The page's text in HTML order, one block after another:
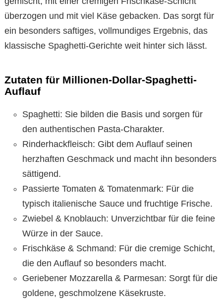
überzogen und mit viel Käse gebacken. Das sorgt für
ein besonders saftiges, vollmundiges Ergebnis, das
klassische Spaghetti-Gerichte weit hinter sich lässt.
Zutaten für Millionen-Dollar-Spaghetti-
Auflauf
Spaghetti: Sie bilden die Basis und sorgen für
den authentischen Pasta-Charakter.
Rinderhackfleisch: Gibt dem Auflauf seinen
herzhaften Geschmack und macht ihn besonders
sättigend.
Passierte Tomaten & Tomatenmark: Für die
typisch italienische Sauce und fruchtige Frische.
Zwiebel & Knoblauch: Unverzichtbar für die feine
Würze in der Sauce.
Frischkäse & Schmand: Für die cremige Schicht,
die den Auflauf so besonders macht.
Geriebener Mozzarella & Parmesan: Sorgt für die
goldene, geschmolzene Käsekruste.